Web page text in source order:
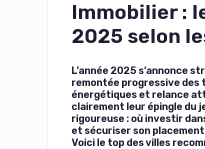
Immobilier :
2025 selon
L’année 2025 s’annonce
remontée progressive des
énergétiques et relance
clairement leur épingle du
rigoureuse : où investir
et sécuriser son placement
​​​​​​​Voici le top des villes